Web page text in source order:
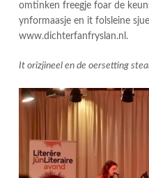
omtinken freegje foar de
ynformaasje en it folsleine
www.dichterfanfryslan.nl.
It orizjineel en de oersetting